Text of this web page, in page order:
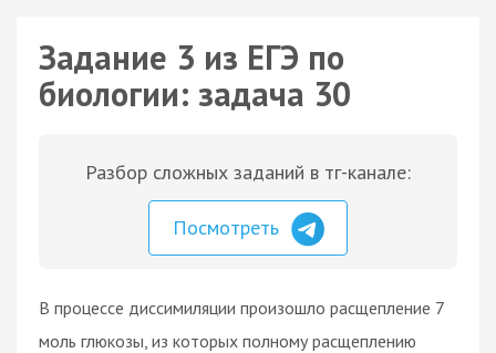
Задание 3 из ЕГЭ по
биологии: задача 30
Разбор сложных заданий в тг-канале:
Посмотреть
В процессе диссимиляции произошло расщепление 7
моль глюкозы, из которых полному расщеплению